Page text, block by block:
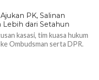
PK, Salinan
Lebih dari Setahun
kasasi, tim kuasa hukum
Ombudsman serta DPR.